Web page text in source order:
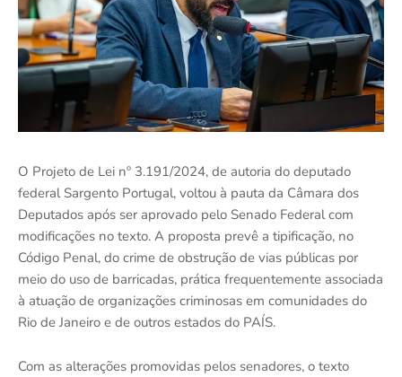
O Projeto de Lei nº 3.191/2024, de autoria do deputado
federal Sargento Portugal, voltou à pauta da Câmara dos
Deputados após ser aprovado pelo Senado Federal com
modificações no texto. A proposta prevê a tipificação, no
Código Penal, do crime de obstrução de vias públicas por
meio do uso de barricadas, prática frequentemente associada
à atuação de organizações criminosas em comunidades do
Rio de Janeiro e de outros estados do PAÍS.
Com as alterações promovidas pelos senadores, o texto